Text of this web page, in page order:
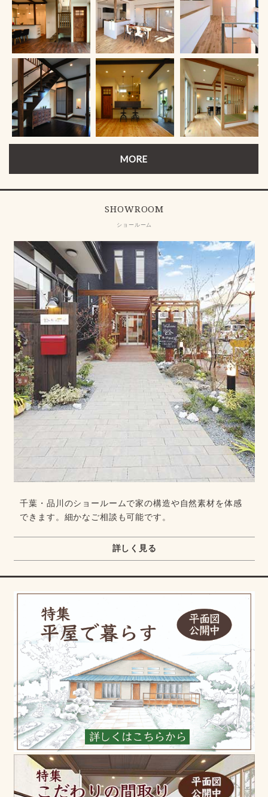
MORE
SHOWROOM
ショールーム
千葉・品川のショールームで家の構造や自然素材を体感
できます。細かなご相談も可能です。
詳しく見る